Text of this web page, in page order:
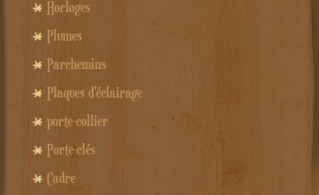
Horloges
Plumes
Parchemins
Plaques d'éclairage
porte-collier
Porte-clés
Cadre